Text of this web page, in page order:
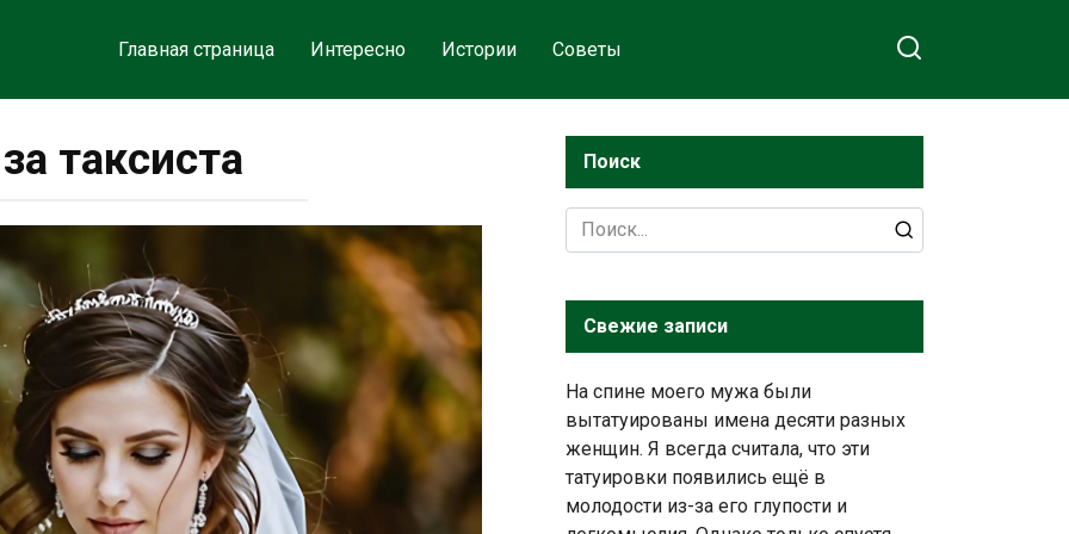
Главная страница Интересно Истории Советы
таксиста Поиск
Search
for:
Свежие записи
На спине моего мужа были
вытатуированы имена десяти разных
женщин. Я всегда считала, что эти
татуировки появились ещё в
молодости из-за его глупости и